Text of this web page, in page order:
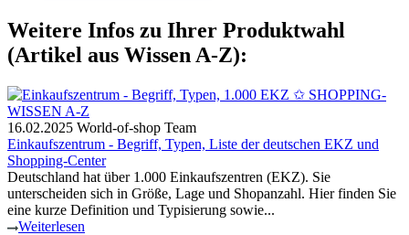
Weitere Infos zu Ihrer Produktwahl
(Artikel aus Wissen A-Z):
16.02.2025 World-of-shop Team
Einkaufszentrum - Begriff, Typen, Liste der deutschen EKZ und
Shopping-Center
Deutschland hat über 1.000 Einkaufszentren (EKZ). Sie
unterscheiden sich in Größe, Lage und Shopanzahl. Hier finden Sie
eine kurze Definition und Typisierung sowie...
Weiterlesen